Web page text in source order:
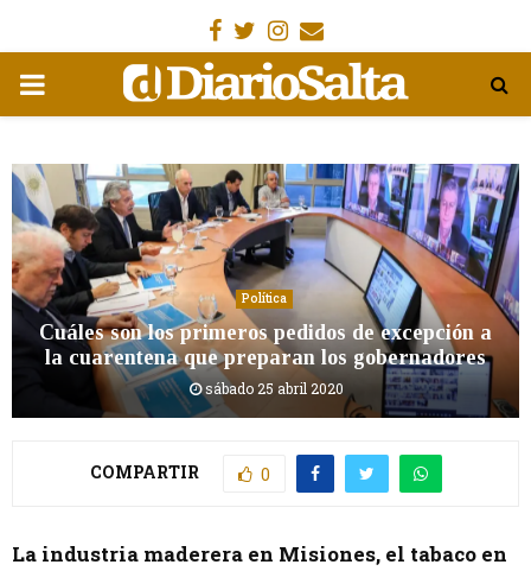
Facebook
Gorjeo
Instagram
Email
MENÚ
Política
Cuáles son los primeros pedidos de excepción a
la cuarentena que preparan los gobernadores
sábado 25 abril 2020
COMPARTIR 0
La industria maderera en Misiones, el tabaco en